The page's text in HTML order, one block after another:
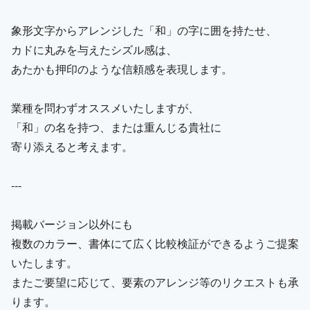
象形文字からアレンジした「和」の字に囲を持たせ、
カドに丸みを与えたシズル感は、
あたかも押印のような信頼感を表現します。
業種を問わずオススメいたしますが、
「和」の名を持つ、または重んじる貴社に
寄り添えると考えます。
---
掲載バージョン以外にも
複数のカラー、書体にて広く比較検証ができるようご提案
いたします。
またご要望に応じて、要素のアレンジ等のリクエストも承
ります。